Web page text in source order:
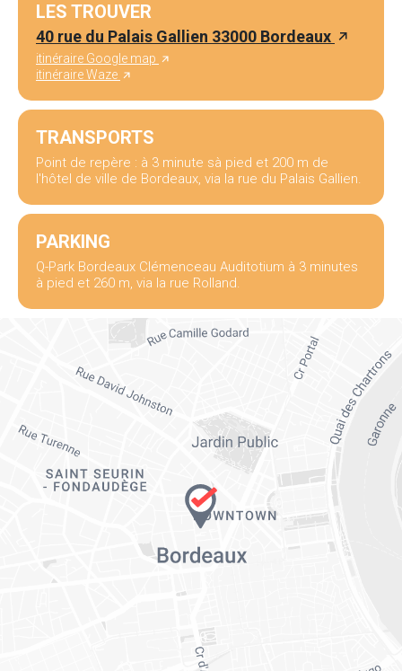
LES TROUVER
40 rue du Palais Gallien 33000 Bordeaux
itinéraire Google map
itinéraire Waze
TRANSPORTS
Point de repère : à 3 minute sà pied et 200 m de
l'hôtel de ville de Bordeaux, via la rue du Palais Gallien.
PARKING
Q-Park Bordeaux Clémenceau Auditotium à 3 minutes
à pied et 260 m, via la rue Rolland.